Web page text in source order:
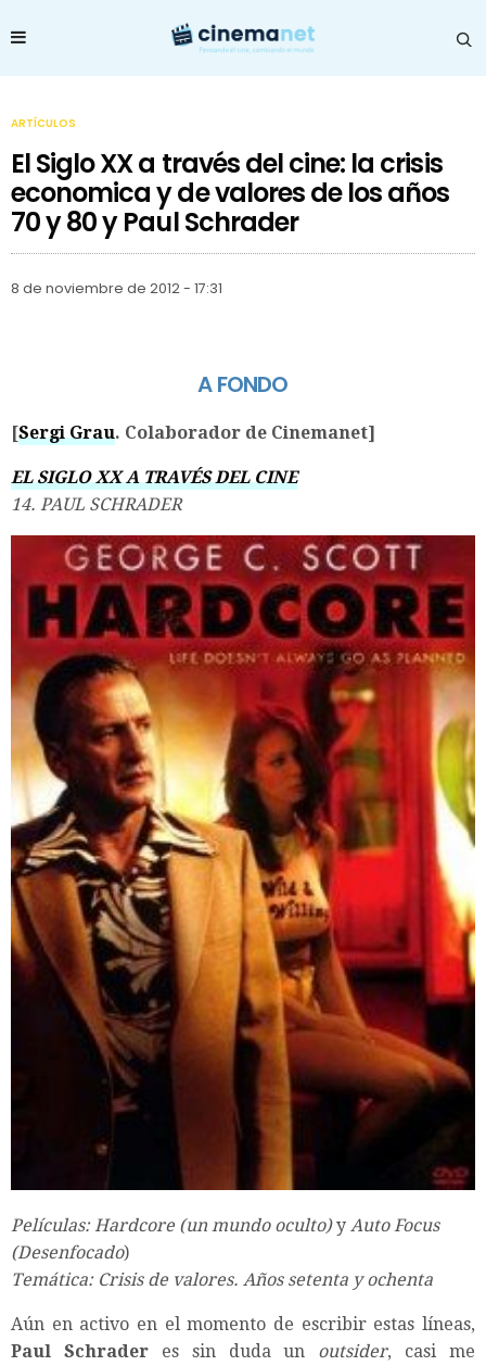
ARTÍCULOS
El Siglo XX a través del cine: la crisis
economica y de valores de los años
70 y 80 y Paul Schrader
8 de noviembre de 2012 - 17:31
A FONDO
[Sergi Grau. Colaborador de Cinemanet]
EL SIGLO XX A TRAVÉS DEL CINE
14. PAUL SCHRADER
Películas: Hardcore (un mundo oculto)y Auto Focus
(Desenfocado)
Temática: Crisis de valores. Años setenta y ochenta
Aún en activo en el momento de escribir estas líneas,
Paul Schraderes sin duda un outsider, casi me